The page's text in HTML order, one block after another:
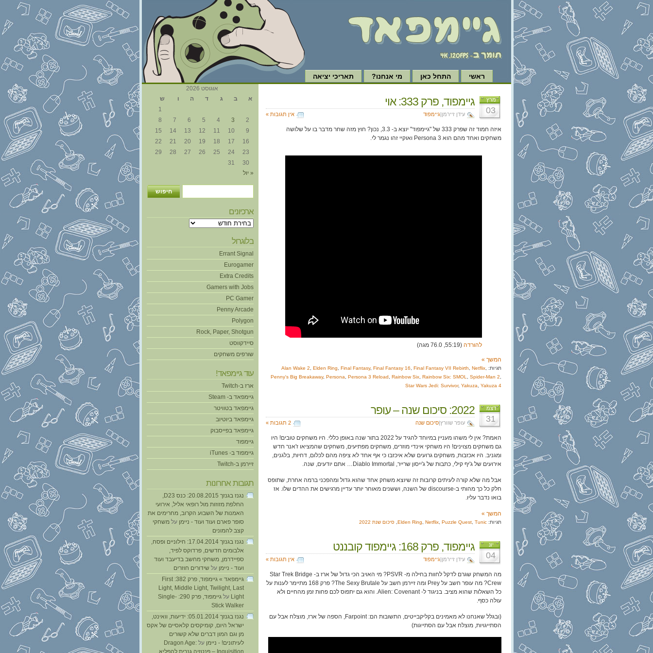
ראשי התחל כאן מי אנחנו? תאריכי יציאה
מרץ
03
גיימפוד, פרק 333: אוי
עידן זיירמן|גיימפוד אין תגובות »
איזה חמוד זה שפרק 333 של "גיימפוד" יוצא ב- 3.3, נכון? חוץ מזה שחר מדבר בו על שלושה
משחקים ואחד מהם הוא Persona 3 ואוקיי זהו נגמר לי.
להורדה (55:19, 76.0 מגה)
המשך »
תגיות: Alan Wake 2 Elden Ring Final Fantasy, Final Fantasy 16 Final Fantasy VII Rebirth Netflix
Penny's Big Breakaway, Persona Persona 3 Reload Rainbow Six Rainbow Six: SMOL Spider-Man 2
Star Wars Jedi: Survivor, Yakuza Yakuza 4
דצמ
31
2022: סיכום שנה – עופר
עופר שוורץ|סיכום שנה 2 תגובות »
האמת? אין לי משהו מעניין במיוחד להגיד על 2022 בתור שנה באופן כללי. היו משחקים טובים! היו
גם משחקים מצוינים! היו משחקי אינדי מוזרים, משחקים מפתיעים, משחקים שהמציאו ז'אנר חדש
ומגניב. היו אכזבות, משחקים גרועים שלא איכזבו כי אף אחד לא ציפה מהם לכלום, דחיות, בלגנים,
אירועים של ג'יף קילי, כתבות של ג'ייסון שרייר, Diablo Immortal… אתם יודעים, שנה.
אבל מה שלא קורה לעיתים קרובות זה שיוצא משחק אחד שהוא גדול ומהפכני ברמה אחרת, שתופס
חלק כל כך מהותי ב-discourse של השנה, וששנים מאוחר יותר עדיין מרגישים את ההדים שלו. אז
בואו נדבר עליו.
המשך »
תגיות: Elden Ring Netflix Puzzle Quest Tunic סיכום שנת 2022
יונ
04
גיימפוד, פרק 168: גיימפוד קובננט
עידן זיירמן|גיימפוד אין תגובות »
מה המשחק שגרם לדקל לחוות בחילה מ- PSVR? מי האויב הכי גדול של ארז ב- Star Trek Bridge
Crew? מה עופר חשב על Prey ומה זיירמן חשב על The Sexy Brutale? פרק 168 מתיימר לענות על
כל השאלות שהוא מציב. בניגוד ל- Alien: Covenant. והוא גם יתפוס לכם פחות זמן מהחיים ולא
עולה כסף.
(ובגלל שאנחנו לא מאמינים בקליקבייטים, התשובות הם: Farpoint, הספה של ארז, מוצלח אבל עם
הסתייגויות, מוצלח אבל עם הסתייגות)
אוגוסט 2026
א
ב ג ד ה ו
ש
1
2
3
4
5
6
7
8
9
10
11
12
13
14
15
16
17
18
19
20
21
22
23
24
25
26
27
28
29
30
31
« יול
ארכיונים
ארכיונים
בלוגרול
Errant Signal
Eurogamer
Extra Credits
Gamers with Jobs
PC Gamer
Penny Arcade
Polygon
Rock, Paper, Shotgun
סיידקווסט
שורפים משחקים
עוד גיימפאד!
ארז ב-Twitch
גיימפאד ב- Steam
גיימפאד בטוויטר
גיימפאד ביוטיוב
גיימפאד בפייסבוק
גיימפוד
גיימפוד ב- iTunes
זיירמן ב-Twitch
תגובות אחרונות
נגנז בגנזך 20.08.2015: כנס D23,
החלפת מזוזות מול רופאי אליל, אירועי
האמנות של השבוע הקרוב, מחרימים את
סופר פארם ועוד ועוד - ניימן על משחקי
קצב להמונים
נגנז בגנזך 17.04.2014: חילוניים ופסח,
אלבומים חדשים, פרדוקס לפיד,
ספיידרמן, משחקי מחשב בדיעבד ועוד
ועוד - ניימן על שידורים חוזרים
גיימפאד » גיימפוד, פרק 382: First
Light, Middle Light, Twilight, Last
Light על
גיימפוד, פרק 290: Single-
Stick Walker
נגנז בגנזך 05.01.2014: ידיעות, וואינט,
ישראל היום, קומיקסים קלאסיים של אקס
מן וגם המון דברים שלא קשורים
לעיתונים! - ניימן על Dragon Age:
Inquisition – פנטזיה גנרית להפליא